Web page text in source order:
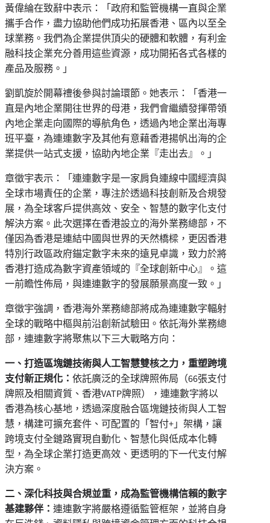
黃偉綸在致辭中表示：「政府和監管機構一直與企業
攜手合作，盡力協助他們成功拓展香港、區內以至全
球業務。我們為企業提供頂尖的硬體和軟體，有利金
融科技企業充分善用這些資源，成功開拓各式各樣的
產品及服務。」
劉凱旋於開幕禮後參與討論環節。她表示：「香港一
直是內地企業開往世界的母港，我們會繼續發揮帶領
內地企業走向國際的導航角色，透過內地企業出海專
班平臺，為連連數字及其他有意藉香港揚帆出海的企
業提供一站式支援，協助內地企業『走出去』。」
章徵宇表示：「連連數字是一家肩負連線中國經濟與
全球市場責任的企業，專注於透過科技創新及合規發
展，為全球客戶提供高效、安全、智慧的數字化支付
解決方案。此次選擇在香港設立的海外業務總部，不
僅因為香港是連結中國與世界的天然橋樑，更因香港
特別行政區政府錨定數字未來的遠見卓識，致力於將
香港打造成為數字資產領域的『全球創新中心』。這
一前瞻性佈局，與連連數字的發展願景高度一致。」
章徵宇強調，香港海外業務總部將成為連連數字輻射
全球的戰略中樞與前沿創新試驗田。依託海外業務總
部，連連數字將聚焦以下三大戰略方向：
一、打造區塊鏈技術與人工智慧雙核之力，重塑跨境
支付新正規化： 依託廣泛的全球牌照佈局（66張支付
牌照及相關資質、香港VATP牌照），連連數字將以
香港為核心基地，透過深度融合區塊鏈技術與人工智
慧，構建可擴充套件、可配置的「智付+」架構，讓
跨境支付全鏈路實現自動化、智慧化與低成本化轉
型，為全球企業打造更高效、更透明的下一代支付解
決方案。
二、深化科技與合規並重，成為監管機構信賴的數字
基建夥伴： 連連數字將嚴格遵循監管框架，並將自身